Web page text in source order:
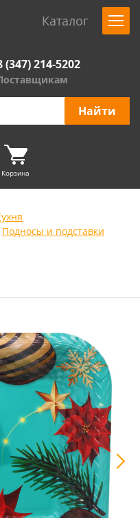
Каталог
(347) 214-5202
Корзина
Подносы и подставки